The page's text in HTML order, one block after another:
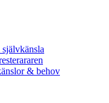
& behov